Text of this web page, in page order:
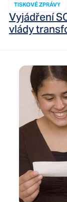
TISKOVÉ ZPRÁVY
Vyjádření
vlády